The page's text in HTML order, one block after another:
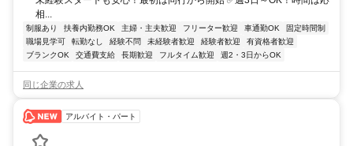
相...
制服あり 扶養内勤務OK 主婦・主夫歓迎 フリーター歓迎 車通勤OK
固定時間制
職場見学可
転勤なし 経験不問 未経験者歓迎 経験者歓迎
有資格者歓迎
ブランクOK
交通費支給 長期歓迎 フルタイム歓迎 週2・3日からOK
同じ企業の求人
アルバイト・パート